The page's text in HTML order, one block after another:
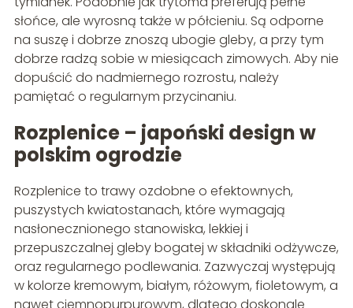
słońce, ale wyrosną także w półcieniu. Są odporne
na suszę i dobrze znoszą ubogie gleby, a przy tym
dobrze radzą sobie w miesiącach zimowych. Aby nie
dopuścić do nadmiernego rozrostu, należy
pamiętać o regularnym przycinaniu.
Rozplenice – japoński design w
polskim ogrodzie
Rozplenice to trawy ozdobne o efektownych,
puszystych kwiatostanach, które wymagają
nasłonecznionego stanowiska, lekkiej i
przepuszczalnej gleby bogatej w składniki odżywcze,
oraz regularnego podlewania. Zazwyczaj występują
w kolorze kremowym, białym, różowym, fioletowym, a
nawet ciemnopurpurowym, dlatego doskonale